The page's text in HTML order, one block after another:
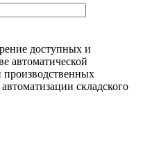
доступных и
автоматической
складского